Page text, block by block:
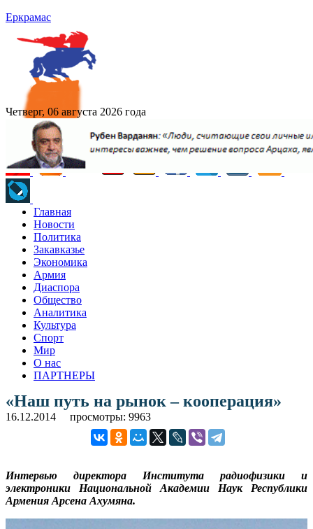
Еркрамас
Четверг, 06 августа 2026 года
Главная
Новости
Политика
Закавказье
Экономика
Армия
Диаспора
Общество
Аналитика
Культура
Спорт
Мир
О нас
ПАРТНЕРЫ
«Наш путь на рынок – кооперация»
16.12.2014 просмотры: 9963
Интервью директора Института радиофизики и
электроники Национальной Академии Наук Республики
Армения Арсена Ахумяна.